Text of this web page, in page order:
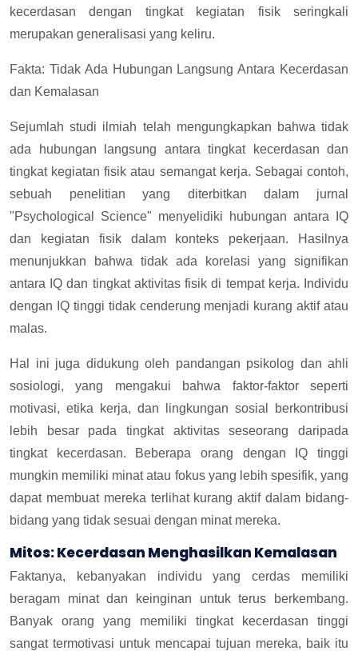
kecerdasan dengan tingkat kegiatan fisik seringkali
merupakan generalisasi yang keliru.
Fakta: Tidak Ada Hubungan Langsung Antara Kecerdasan
dan Kemalasan
Sejumlah studi ilmiah telah mengungkapkan bahwa tidak
ada hubungan langsung antara tingkat kecerdasan dan
tingkat kegiatan fisik atau semangat kerja. Sebagai contoh,
sebuah penelitian yang diterbitkan dalam jurnal
"Psychological Science" menyelidiki hubungan antara IQ
dan kegiatan fisik dalam konteks pekerjaan. Hasilnya
menunjukkan bahwa tidak ada korelasi yang signifikan
antara IQ dan tingkat aktivitas fisik di tempat kerja. Individu
dengan IQ tinggi tidak cenderung menjadi kurang aktif atau
malas.
Hal ini juga didukung oleh pandangan psikolog dan ahli
sosiologi, yang mengakui bahwa faktor-faktor seperti
motivasi, etika kerja, dan lingkungan sosial berkontribusi
lebih besar pada tingkat aktivitas seseorang daripada
tingkat kecerdasan. Beberapa orang dengan IQ tinggi
mungkin memiliki minat atau fokus yang lebih spesifik, yang
dapat membuat mereka terlihat kurang aktif dalam bidang-
bidang yang tidak sesuai dengan minat mereka.
Mitos: Kecerdasan Menghasilkan Kemalasan
Faktanya, kebanyakan individu yang cerdas memiliki
beragam minat dan keinginan untuk terus berkembang.
Banyak orang yang memiliki tingkat kecerdasan tinggi
sangat termotivasi untuk mencapai tujuan mereka, baik itu